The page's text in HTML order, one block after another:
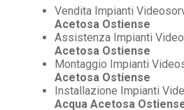
Vendita Impianti
Acetosa Ostiense
Assistenza Impianti
Acetosa Ostiense
Montaggio Impianti
Acetosa Ostiense
Installazione Impianti
Acqua Acetosa